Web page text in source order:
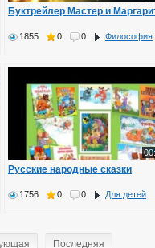
Буктрейлер Мастер и
1855 0 0 Философия
Русские народные сказки
1756 0 0 Для детей
Последняя